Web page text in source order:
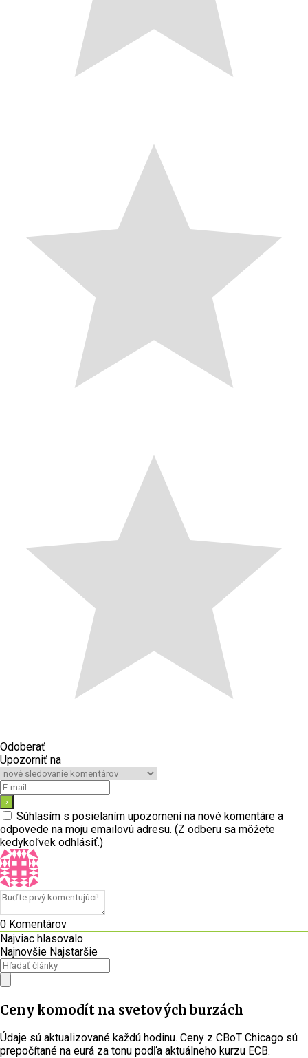
Odoberať
Upozorniť na
Súhlasím s posielaním upozornení na nové komentáre a
odpovede na moju emailovú adresu. (Z odberu sa môžete
kedykoľvek odhlásiť.)
0 Komentárov
Najviac hlasovalo
Najnovšie Najstaršie
Ceny komodít na svetových burzách
Údaje sú aktualizované každú hodinu. Ceny z CBoT Chicago sú
prepočítané na eurá za tonu podľa aktuálneho kurzu ECB.